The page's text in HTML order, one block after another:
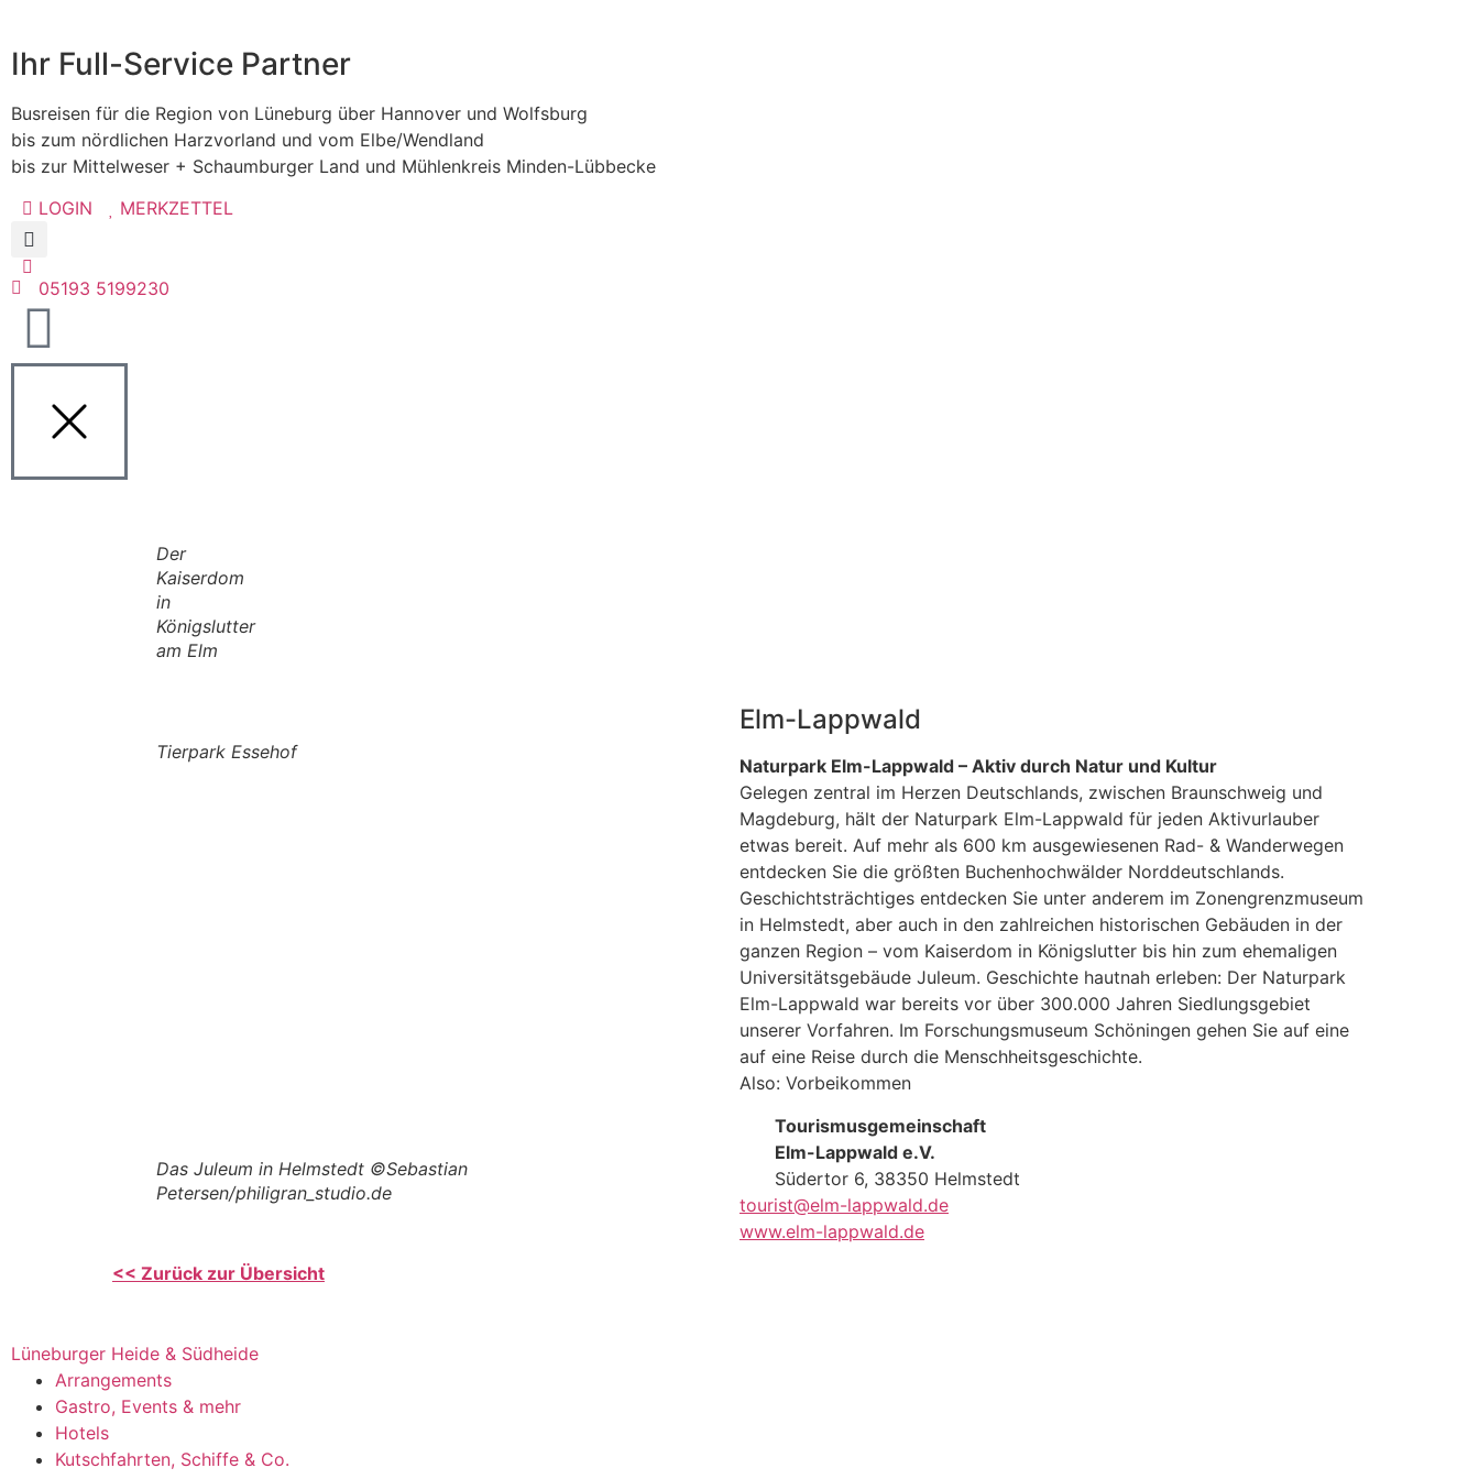
Ihr Full-Service Partner
Busreisen für die Region von Lüneburg über Hannover und Wolfsburg
bis zum nördlichen Harzvorland und vom Elbe/Wendland
bis zur Mittelweser + Schaumburger Land und Mühlenkreis Minden-Lübbecke
LOGIN
MERKZETTEL
05193 5199230
Der
Kaiserdom
in
Königslutter
am Elm
Tierpark Essehof
Elm-Lappwald
Naturpark Elm-Lappwald – Aktiv durch Natur und Kultur
Gelegen zentral im Herzen Deutschlands, zwischen Braunschweig und
Magdeburg, hält der Naturpark Elm-Lappwald für jeden Aktivurlauber
etwas bereit. Auf mehr als 600 km ausgewiesenen Rad- & Wanderwegen
entdecken Sie die größten Buchenhochwälder Norddeutschlands.
Geschichtsträchtiges entdecken Sie unter anderem im Zonengrenzmuseum
in Helmstedt, aber auch in den zahlreichen historischen Gebäuden in der
ganzen Region – vom Kaiserdom in Königslutter bis hin zum ehemaligen
Universitätsgebäude Juleum. Geschichte hautnah erleben: Der Naturpark
Elm-Lappwald war bereits vor über 300.000 Jahren Siedlungsgebiet
unserer Vorfahren. Im Forschungsmuseum Schöningen gehen Sie auf eine
auf eine Reise durch die Menschheitsgeschichte.
Also: Vorbeikommen
Das Juleum in Helmstedt ©Sebastian
Petersen/philigran_studio.de
Tourismusgemeinschaft
Elm-Lappwald e.V.
Südertor 6, 38350 Helmstedt
tourist@elm-lappwald.de
www.elm-lappwald.de
<< Zurück zur Übersicht
Lüneburger Heide & Südheide
Arrangements
Gastro, Events & mehr
Hotels
Kutschfahrten, Schiffe & Co.